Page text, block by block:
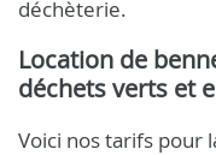
déchèterie.
Location de
déchets verts et
Voici nos tarifs pour